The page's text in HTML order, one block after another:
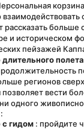
больше
и историческом
пейзажей
полета
регионов
вести
одного
:
гидом : пройдите